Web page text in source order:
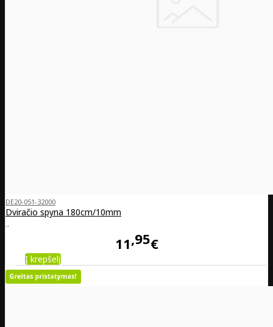
DE20-051-32000
Dviračio spyna 180cm/10mm
..
11 95€
Į krepšelį